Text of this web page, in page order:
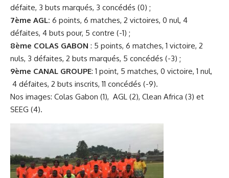
défaite, 3 buts marqués, 3 concédés (0) ;
7ème AGL: 6 points, 6 matches, 2 victoires, 0 nul, 4
défaites, 4 buts pour, 5 contre (-1) ;
8ème COLAS GABON : 5 points, 6 matches, 1 victoire, 2
nuls, 3 défaites, 2 buts marqués, 5 concédés (-3) ;
9ème CANAL GROUPE: 1 point, 5 matches, 0 victoire, 1 nul,
4 défaites, 2 buts inscrits, 11 concédés (-9).
Nos images: Colas Gabon (1), AGL (2), Clean Africa (3) et
SEEG (4).